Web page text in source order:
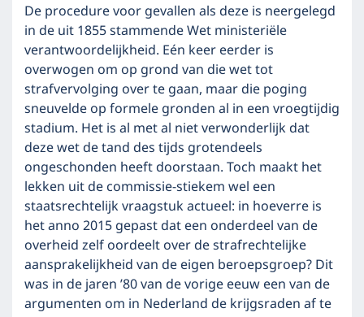
De procedure voor gevallen als deze is neergelegd
in de uit 1855 stammende Wet ministeriële
verantwoordelijkheid. Eén keer eerder is
overwogen om op grond van die wet tot
strafvervolging over te gaan, maar die poging
sneuvelde op formele gronden al in een vroegtijdig
stadium. Het is al met al niet verwonderlijk dat
deze wet de tand des tijds grotendeels
ongeschonden heeft doorstaan. Toch maakt het
lekken uit de commissie-stiekem wel een
staatsrechtelijk vraagstuk actueel: in hoeverre is
het anno 2015 gepast dat een onderdeel van de
overheid zelf oordeelt over de strafrechtelijke
aansprakelijkheid van de eigen beroepsgroep? Dit
was in de jaren ’80 van de vorige eeuw een van de
argumenten om in Nederland de krijgsraden af te